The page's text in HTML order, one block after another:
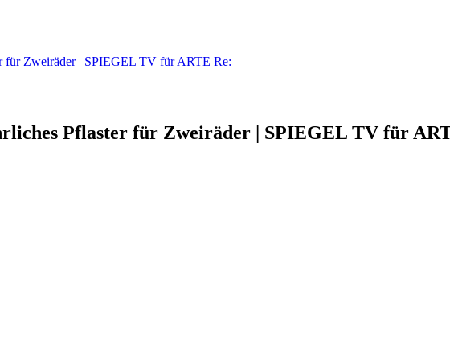
für Zweiräder | SPIEGEL TV für ARTE Re:
Pflaster für Zweiräder | SPIEGEL TV für